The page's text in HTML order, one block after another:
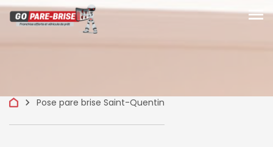
menu
keyboard_arrow_right Pose pare brise Saint-Quentin